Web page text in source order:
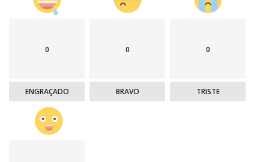
0
ENGRAÇADO
0
BRAVO
0
TRISTE